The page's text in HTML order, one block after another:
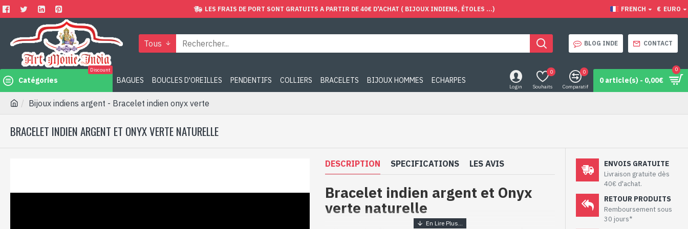
LES FRAIS DE PORT SONT GRATUITS A PARTIR DE 40€ D'ACHAT ( BIJOUX INDIENS, ÉTOLES ...) FRENCH € EURO
Tous BLOG INDE CONTACT
Catégories
Discount
BAGUES BOUCLES D'OREILLES PENDENTIFS COLLIERS BRACELETS BIJOUX HOMMES ECHARPES
Login Souhaits
0
Comparatif
0
0 article(s) - 0,00€
0
Bijoux indiens argent - Bracelet indien onyx verte
BRACELET INDIEN ARGENT ET ONYX VERTE NATURELLE
DESCRIPTION SPECIFICATIONS LES AVIS
Bracelet indien argent et Onyx
verte naturelle
ENVOIS GRATUITE
Livraison gratuite dès
40€ d'achat.
RETOUR PRODUITS
Remboursement sous
30 jours*